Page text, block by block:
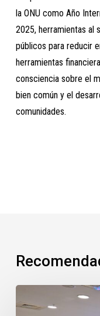
la ONU como Año
2025, herramientas al
públicos para reducir
herramientas
consciencia sobre el
bien común y el
comunidades.
de